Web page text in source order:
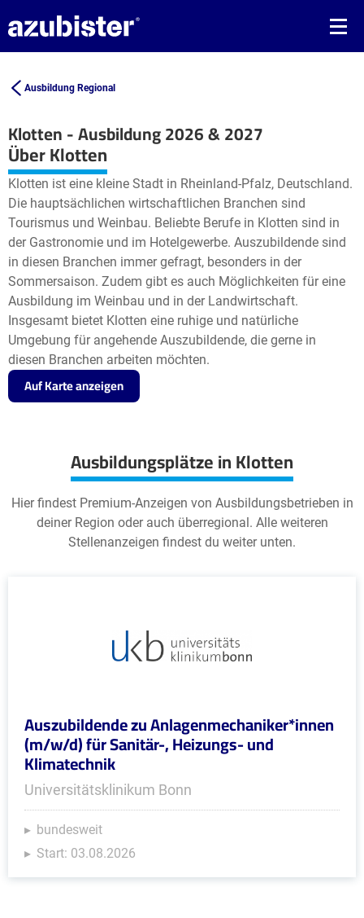
Ausbildung Regional
Klotten - Ausbildung 2026 & 2027
+
−
Leaflet| ©OpenStreetMap2
Über Klotten
Klotten ist eine kleine Stadt in Rheinland-Pfalz, Deutschland.
Die hauptsächlichen wirtschaftlichen Branchen sind
Tourismus und Weinbau. Beliebte Berufe in Klotten sind in
der Gastronomie und im Hotelgewerbe. Auszubildende sind
in diesen Branchen immer gefragt, besonders in der
Sommersaison. Zudem gibt es auch Möglichkeiten für eine
Ausbildung im Weinbau und in der Landwirtschaft.
Insgesamt bietet Klotten eine ruhige und natürliche
Umgebung für angehende Auszubildende, die gerne in
diesen Branchen arbeiten möchten.
Auf Karte anzeigen
Ausbildungsplätze in Klotten
Hier findest Premium-Anzeigen von Ausbildungsbetrieben in
deiner Region oder auch überregional. Alle weiteren
Stellenanzeigen findest du weiter unten.
Auszubildende zu Anlagenmechaniker*innen
(m/w/d) für Sanitär-, Heizungs- und
Klimatechnik
Universitätsklinikum Bonn
bundesweit
Start: 03.08.2026